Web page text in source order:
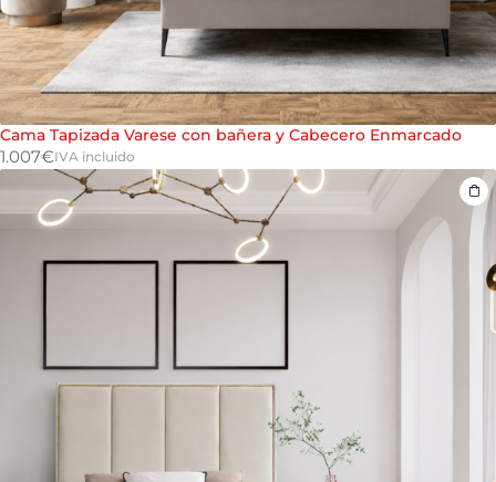
Cama Tapizada Varese con bañera y Cabecero Enmarcado
1.007€IVA incluido